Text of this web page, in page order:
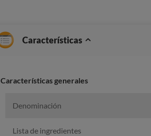
Características
Características generales
Denominación
Lista de ingredientes